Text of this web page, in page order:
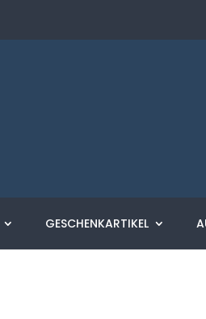
GESCHENKARTIKEL